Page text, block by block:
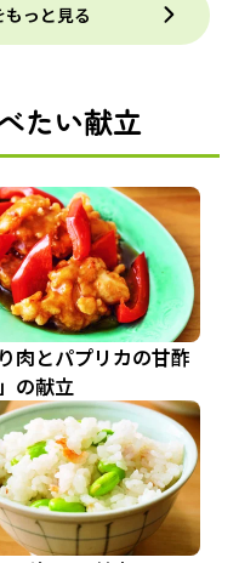
っと見る
たい献立
り肉とパプリカの甘酢
の献立